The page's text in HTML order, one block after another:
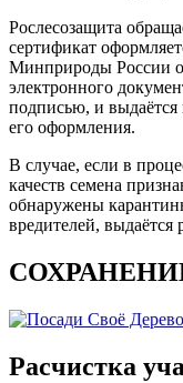
Рослесозащита
сертификат
Минприроды России
электронного
подписью, и выдаётся
его оформления.
В случае, если в
качеств семена
обнаружены
вредителей, выдаётся
Расчистка